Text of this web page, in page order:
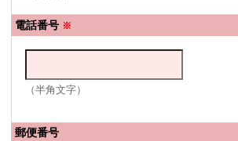
電話番号 ※
（半角文字）
郵便番号